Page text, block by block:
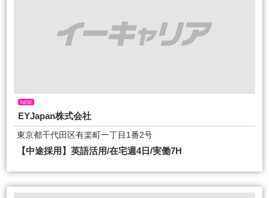
NEW
EYJapan株式会社
東京都千代田区有楽町一丁目1番2号
【中途採用】英語活用/在宅週4日/実働7H